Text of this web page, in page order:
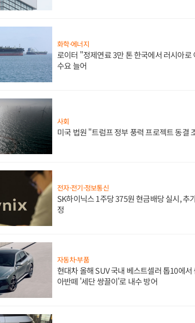
화학·에너지
로이터 "정제연료 3만 톤 한국에서 러시아
수요 늘어
사회
미국 법원 "트럼프 정부 풍력 프로젝트 동결
전자·전기·정보통신
SK하이닉스 1주당 375원 현금배당 실시, 추
정
자동차·부품
현대차 올해 SUV 국내 베스트셀러 톱10에서
아반떼 '세단 쌍끌이'로 내수 방어